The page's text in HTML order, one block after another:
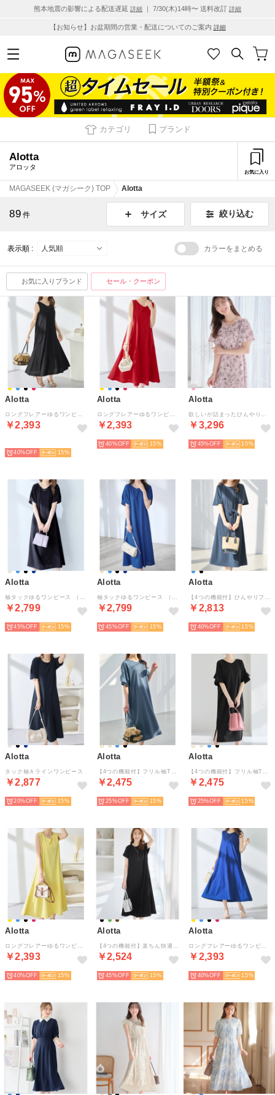
熊本地震の影響による配送遅延 詳細 ｜ 7/30(木)14時〜 送料改訂 詳細
【お知らせ】お盆期間の営業・配送についてのご案内 詳細
カテゴリ ブランド
Alotta
アロッタ
お気に入り
MAGASEEK (マガシーク) TOP Alotta
89 件 サイズ 絞り込む
表示順 : カラーをまとめる
お気に入りブランド セール・クーポン
Alotta
￥2,393
40%
15
Alotta
￥2,393
40% 15
Alotta
￥3,296
45% 15
Alotta
￥2,799
45% 15
Alotta
￥2,799
45% 15
Alotta
￥2,813
40% 15
Alotta
タック袖Ａラインワンピース
￥2,877
20% 15
Alotta
￥2,475
25% 15
Alotta
￥2,475
25% 15
Alotta
￥2,393
40% 15
Alotta
￥2,524
45% 15
Alotta
￥2,393
40% 15